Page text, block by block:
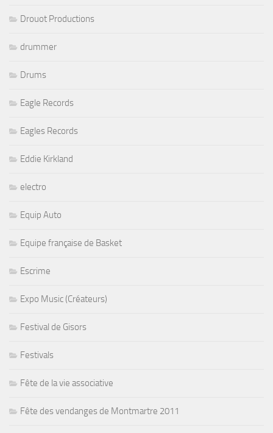
Drouot Productions
drummer
Drums
Eagle Records
Eagles Records
Eddie Kirkland
electro
Equip Auto
Equipe française de Basket
Escrime
Expo Music (Créateurs)
Festival de Gisors
Festivals
Fête de la vie associative
Fête des vendanges de Montmartre 2011